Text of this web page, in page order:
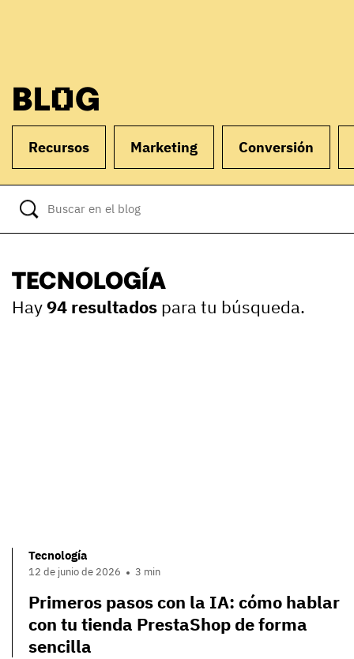
BLOG
Recursos Marketing Conversión
TECNOLOGÍA
Hay94 resultados para tu búsqueda.
Tecnología
12 de junio de 2026 3 min
Primeros pasos con la IA: cómo hablar
con tu tienda PrestaShop de forma
sencilla